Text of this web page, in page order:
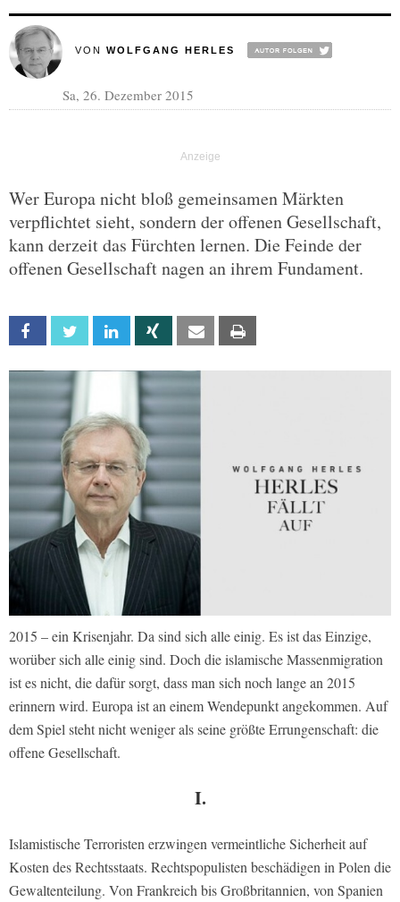
VON WOLFGANG HERLES
Sa, 26. Dezember 2015
Wer Europa nicht bloß gemeinsamen Märkten
verpflichtet sieht, sondern der offenen Gesellschaft,
kann derzeit das Fürchten lernen. Die Feinde der
offenen Gesellschaft nagen an ihrem Fundament.
Facebook Twitter Linkedin Xing Email
2015 – ein Krisenjahr. Da sind sich alle einig. Es ist das Einzige,
worüber sich alle einig sind. Doch die islamische Massenmigration
ist es nicht, die dafür sorgt, dass man sich noch lange an 2015
erinnern wird. Europa ist an einem Wendepunkt angekommen. Auf
dem Spiel steht nicht weniger als seine größte Errungenschaft: die
offene Gesellschaft.
I.
Islamistische Terroristen erzwingen vermeintliche Sicherheit auf
Kosten des Rechtsstaats. Rechtspopulisten beschädigen in Polen die
Gewaltenteilung. Von Frankreich bis Großbritannien, von Spanien